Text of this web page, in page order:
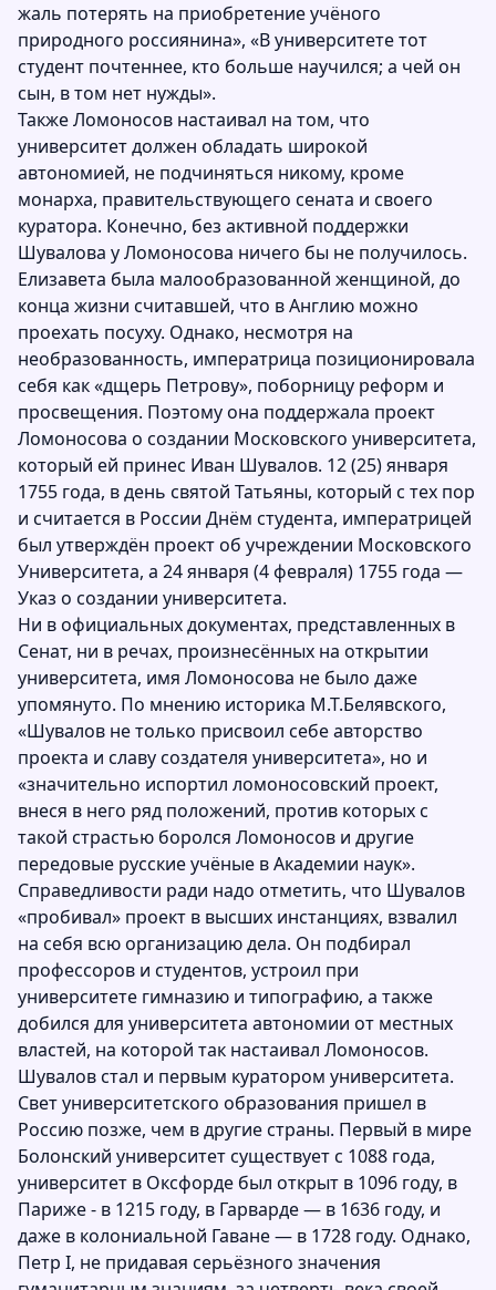
жаль потерять на приобретение учёного
природного россиянина», «В университете тот
студент почтеннее, кто больше научился; а чей он
сын, в том нет нужды».
Также Ломоносов настаивал на том, что
университет должен обладать широкой
автономией, не подчиняться никому, кроме
монарха, правительствующего сената и своего
куратора. Конечно, без активной поддержки
Шувалова у Ломоносова ничего бы не получилось.
Елизавета была малообразованной женщиной, до
конца жизни считавшей, что в Англию можно
проехать посуху. Однако, несмотря на
необразованность, императрица позиционировала
себя как «дщерь Петрову», поборницу реформ и
просвещения. Поэтому она поддержала проект
Ломоносова о создании Московского университета,
который ей принес Иван Шувалов. 12 (25) января
1755 года, в день святой Татьяны, который с тех пор
и считается в России Днём студента, императрицей
был утверждён проект об учреждении Московского
Университета, а 24 января (4 февраля) 1755 года —
Указ о создании университета.
Ни в официальных документах, представленных в
Сенат, ни в речах, произнесённых на открытии
университета, имя Ломоносова не было даже
упомянуто. По мнению историка М.Т.Белявского,
«Шувалов не только присвоил себе авторство
проекта и славу создателя университета», но и
«значительно испортил ломоносовский проект,
внеся в него ряд положений, против которых с
такой страстью боролся Ломоносов и другие
передовые русские учёные в Академии наук».
Справедливости ради надо отметить, что Шувалов
«пробивал» проект в высших инстанциях, взвалил
на себя всю организацию дела. Он подбирал
профессоров и студентов, устроил при
университете гимназию и типографию, а также
добился для университета автономии от местных
властей, на которой так настаивал Ломоносов.
Шувалов стал и первым куратором университета.
Свет университетского образования пришел в
Россию позже, чем в другие страны. Первый в мире
Болонский университет существует с 1088 года,
университет в Оксфорде был открыт в 1096 году, в
Париже - в 1215 году, в Гарварде — в 1636 году, и
даже в колониальной Гаване — в 1728 году. Однако,
Петр I, не придавая серьёзного значения